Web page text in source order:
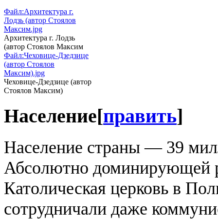
Файл:Архитектура г.
Лодзь (автор Стоялов
Максим.jpg
Архитектура г. Лодзь
(автор Стоялов Максим
Файл:Чеховице-Дзедзице
(автор Стоялов
Максим).jpg
Чеховице-Дзедзице (автор
Стоялов Максим)
Население[править]
Население страны — 39
Абсолютно доминирующей
Католическая церковь в
сотрудничали даже